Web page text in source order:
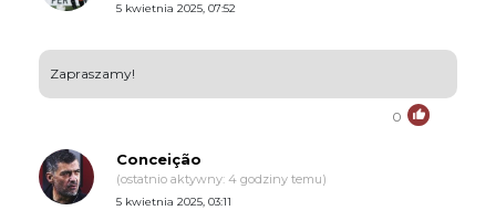
5 kwietnia 2025, 07:52
Zapraszamy!
0
Conceição
(ostatnio aktywny: 4 godziny temu)
5 kwietnia 2025, 03:11